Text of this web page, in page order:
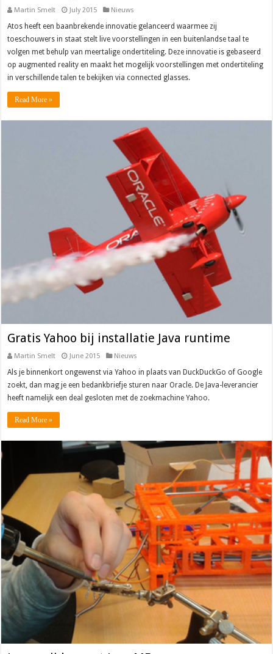
Martin Smelt July 2015 Nieuws
Atos heeft een baanbrekende innovatie gelanceerd waarmee zij
toeschouwers in staat stelt live voorstellingen in een buitenlandse taal te
volgen met behulp van meertalige ondertiteling. Deze innovatie is gebaseerd
op augmented reality en maakt het mogelijk voorstellingen met ondertiteling
in verschillende talen te bekijken via connected glasses.
Read More »
Gratis Yahoo bij installatie Java runtime
Martin Smelt June 2015 Nieuws
Als je binnenkort ongewenst via Yahoo in plaats van DuckDuckGo of Google
zoekt, dan mag je een bedankbriefje sturen naar Oracle. De Java-leverancier
heeft namelijk een deal gesloten met de zoekmachine Yahoo.
Read More »